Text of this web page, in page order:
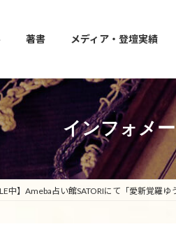
著書 メディア・登壇実績
インフォメ
中】Ameba占い館SATORIにて「愛新覚羅